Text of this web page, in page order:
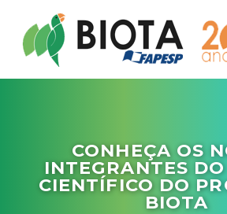
CONHEÇA OS
INTEGRANTES
CIENTÍFICO DO
BIOTA